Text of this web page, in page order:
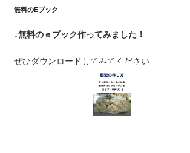
無料のEブック
↓無料のｅブック作ってみました！
ぜひダウンロードしてみてください